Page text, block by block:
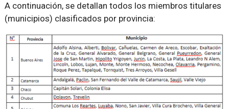
A continuación, se detallan todos los miembros titulares
(municipios) clasificados por provincia: